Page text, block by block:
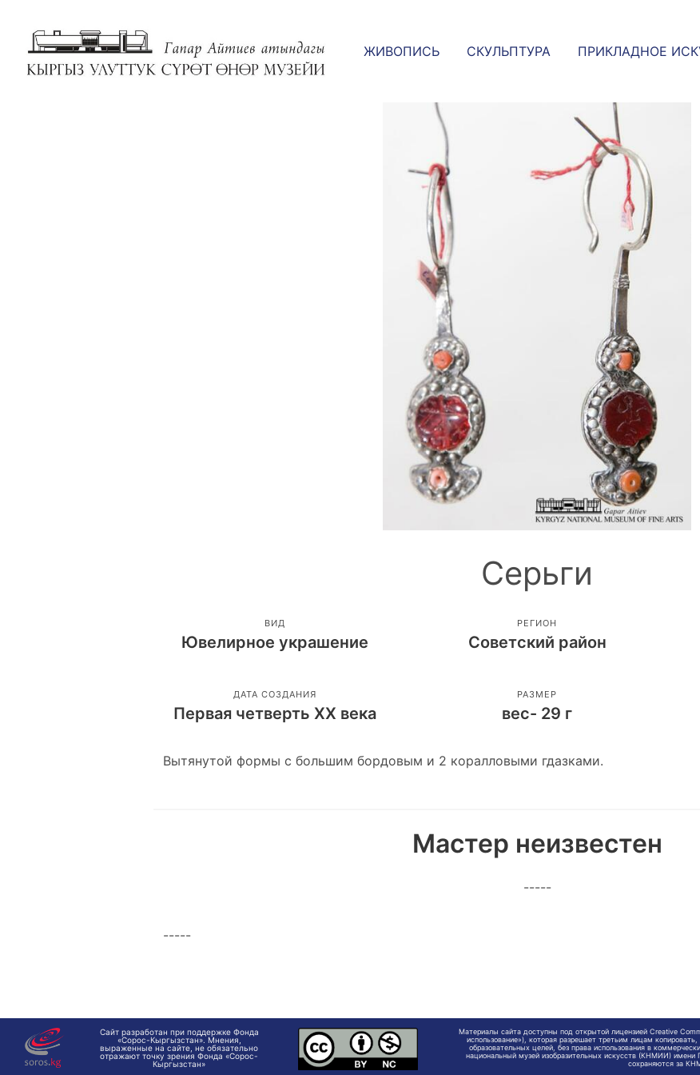
ЖИВОПИСЬ СКУЛЬПТУРА ПРИКЛАДНОЕ
Серьги
ВИД
Ювелирное украшение
РЕГИОН
Советский район
ДАТА СОЗДАНИЯ
Первая четверть ХХ века
РАЗМЕР
вес- 29 г
Вытянутой формы с большим бордовым и 2 коралловыми гдазками.
Мастер неизвестен
-----
-----
Сайт разработан при поддержке Фонда
«Сорос-Кыргызстан». Мнения,
выраженные на сайте, не обязательно
отражают точку зрения Фонда «Сорос-
Кыргызстан»
Материалы сайта доступны под открытой лицензией Creative
использование»), которая разрешает третьим лицам
образовательных целей, без права использования в
национальный музей изобразительных искусств (КНМИИ) имени
сохраняются за